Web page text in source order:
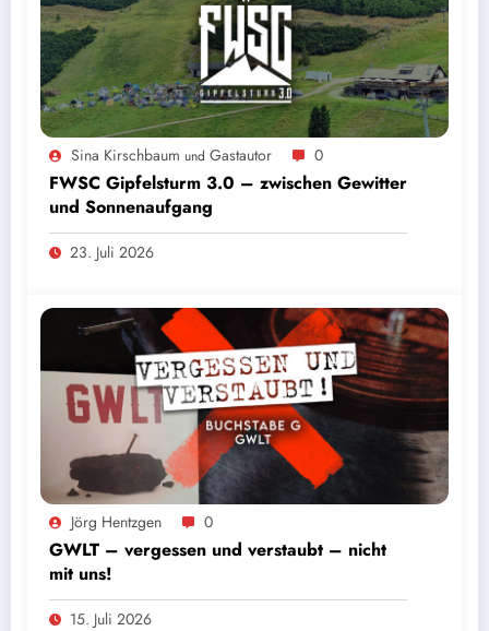
Sina Kirschbaum und Gastautor 0
FWSC Gipfelsturm 3.0 – zwischen Gewitter
und Sonnenaufgang
23. Juli 2026
Foto: Andres Valdes
Jörg Hentzgen 0
GWLT – vergessen und verstaubt – nicht
mit uns!
15. Juli 2026